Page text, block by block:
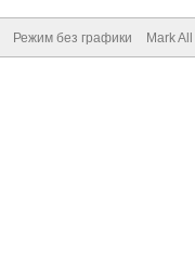
Режим без графики Mark